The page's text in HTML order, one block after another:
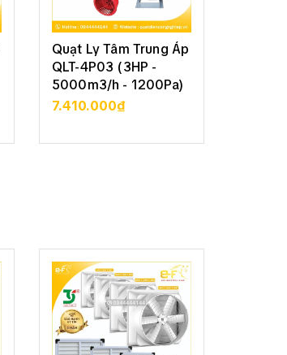
Quạt Ly Tâm Trung Áp
QLT-4P03 (3HP -
5000m3/h - 1200Pa)
7.410.000₫
XEM CHI TIẾT